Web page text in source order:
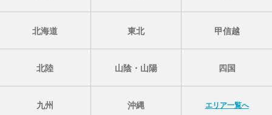
北海道 東北 甲信越
北陸 山陰・山陽 四国
九州 沖縄 エリア一覧へ